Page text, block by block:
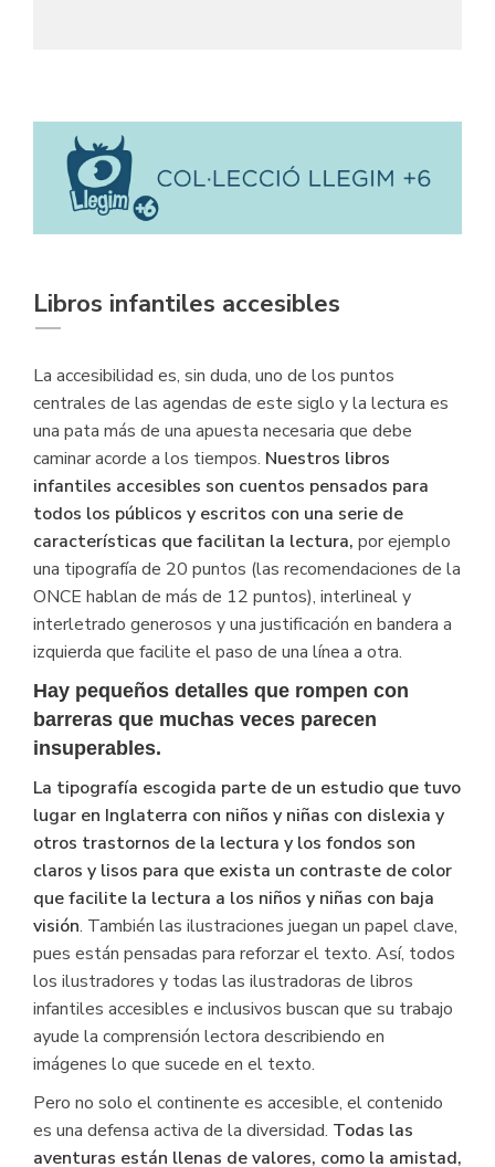
Libros infantiles accesibles
La accesibilidad es, sin duda, uno de los puntos
centrales de las agendas de este siglo y la lectura es
una pata más de una apuesta necesaria que debe
caminar acorde a los tiempos. Nuestros libros
infantiles accesibles son cuentos pensados para
todos los públicos y escritos con una serie de
características que facilitan la lectura, por ejemplo
una tipografía de 20 puntos (las recomendaciones de la
ONCE hablan de más de 12 puntos), interlineal y
interletrado generosos y una justificación en bandera a
izquierda que facilite el paso de una línea a otra.
Hay pequeños detalles que rompen con
barreras que muchas veces parecen
insuperables.
La tipografía escogida parte de un estudio que tuvo
lugar en Inglaterra con niños y niñas con dislexia y
otros trastornos de la lectura y los fondos son
claros y lisos para que exista un contraste de color
que facilite la lectura a los niños y niñas con baja
visión. También las ilustraciones juegan un papel clave,
pues están pensadas para reforzar el texto. Así, todos
los ilustradores y todas las ilustradoras de libros
infantiles accesibles e inclusivos buscan que su trabajo
ayude la comprensión lectora describiendo en
imágenes lo que sucede en el texto.
Pero no solo el continente es accesible, el contenido
es una defensa activa de la diversidad. Todas las
aventuras están llenas de valores, como la amistad,